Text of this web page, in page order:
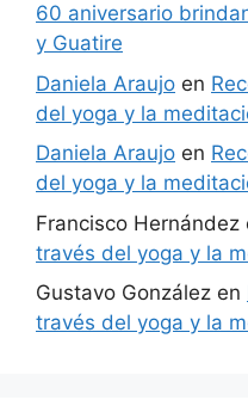
60 aniversario
y Guatire
Daniela Araujo en
del yoga y la
Daniela Araujo en
del yoga y la
Francisco Hernández
través del yoga y la
Gustavo González en
través del yoga y la